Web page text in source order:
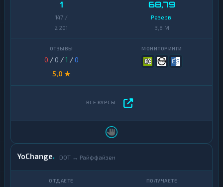
1
147 /
2 201
68,79
Резерв:
3,8 M
0 / 0 /1 /0
5,0 ★
YoChange DOT ↔ Райффайзен